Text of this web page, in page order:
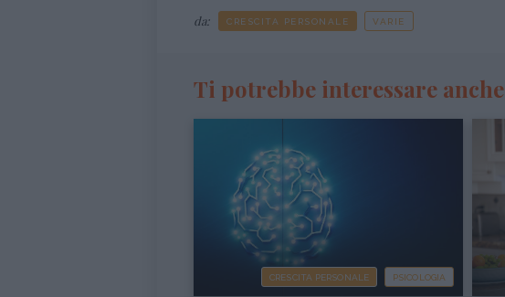
da: CRESCITA PERSONALE VARIE
Ti potrebbe interessare anche
CRESCITA PERSONALE PSICOLOGIA